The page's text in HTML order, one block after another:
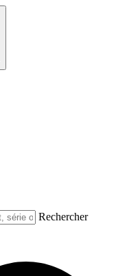
Rechercher